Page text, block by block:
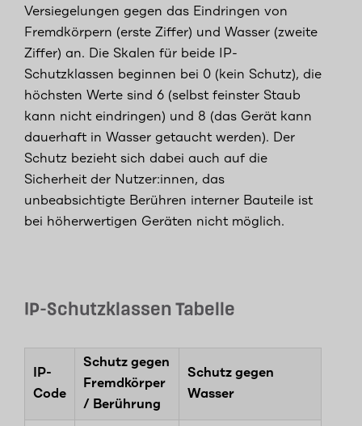
Versiegelungen gegen das Eindringen von
Fremdkörpern (erste Ziffer) und Wasser (zweite
Ziffer) an. Die Skalen für beide IP-
Schutzklassen beginnen bei 0 (kein Schutz), die
höchsten Werte sind 6 (selbst feinster Staub
kann nicht eindringen) und 8 (das Gerät kann
dauerhaft in Wasser getaucht werden). Der
Schutz bezieht sich dabei auch auf die
Sicherheit der Nutzer:innen, das
unbeabsichtigte Berühren interner Bauteile ist
bei höherwertigen Geräten nicht möglich.
IP-Schutzklassen Tabelle
IP-
Code
Schutz gegen
Fremdkörper
/ Berührung
Schutz gegen
Wasser